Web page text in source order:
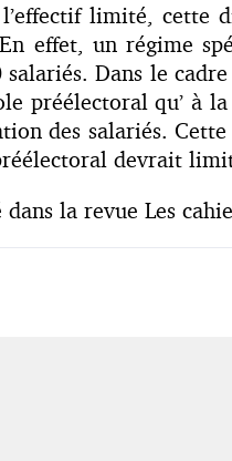
limité, cette
effet, un régime
Dans le
préélectoral qu’ à
des salariés.
devrait
la revue Les